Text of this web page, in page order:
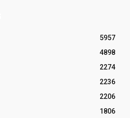
5957
4898
2274
2236
2206
1806